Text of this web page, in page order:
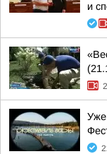
и
Уже